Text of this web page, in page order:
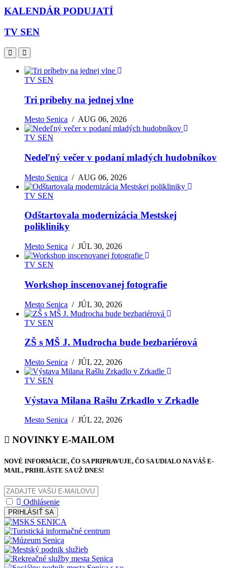
KALENDÁR PODUJATÍ
TV SEN
TV SEN
Tri príbehy na jednej vlne
Mesto Senica /AUG 06, 2026
TV SEN
Nedeľný večer v podaní mladých hudobníkov
Mesto Senica /AUG 06, 2026
TV SEN
Odštartovala modernizácia Mestskej
polikliniky
Mesto Senica /JÚL 30, 2026
TV SEN
Workshop inscenovanej fotografie
Mesto Senica /JÚL 30, 2026
TV SEN
ZŠ s MŠ J. Mudrocha bude bezbariérová
Mesto Senica /JÚL 22, 2026
TV SEN
Výstava Milana Rašlu Zrkadlo v Zrkadle
Mesto Senica /JÚL 22, 2026
NOVINKY E-MAILOM
NOVÉ INFORMÁCIE, ČO SA PRIPRAVUJE, ČO SA UDIALO NA VÁŠ E-
MAIL, PRIHLÁSTE SA UŽ DNES!
Odhlásenie
PRIHLÁSIŤ SA